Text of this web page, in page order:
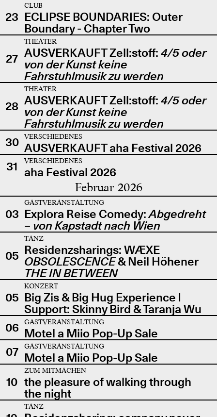
23
CLUB
ECLIPSE BOUNDARIES: Outer
Boundary - Chapter Two
27
THEATER
AUSVERKAUFT Zell:stoff: 4/5 oder
von der Kunst keine
Fahrstuhlmusik zu werden
28
THEATER
AUSVERKAUFT Zell:stoff: 4/5 oder
von der Kunst keine
Fahrstuhlmusik zu werden
30
VERSCHIEDENES
AUSVERKAUFT aha Festival 2026
31
VERSCHIEDENES
aha Festival 2026
Februar 2026
03
GASTVERANSTALTUNG
Explora Reise Comedy:Abgedreht
– von Kapstadt nach Wien
05
TANZ
Residenzsharings: WÆXE
OBSOLESCENCE& Neil Höhener
THE IN BETWEEN
05
KONZERT
Big Zis & Big Hug Experience |
Support: Skinny Bird & Taranja Wu
06
GASTVERANSTALTUNG
Motel a Miio Pop-Up Sale
07
GASTVERANSTALTUNG
Motel a Miio Pop-Up Sale
10
ZUM MITMACHEN
the pleasure of walking through
the night
TANZ